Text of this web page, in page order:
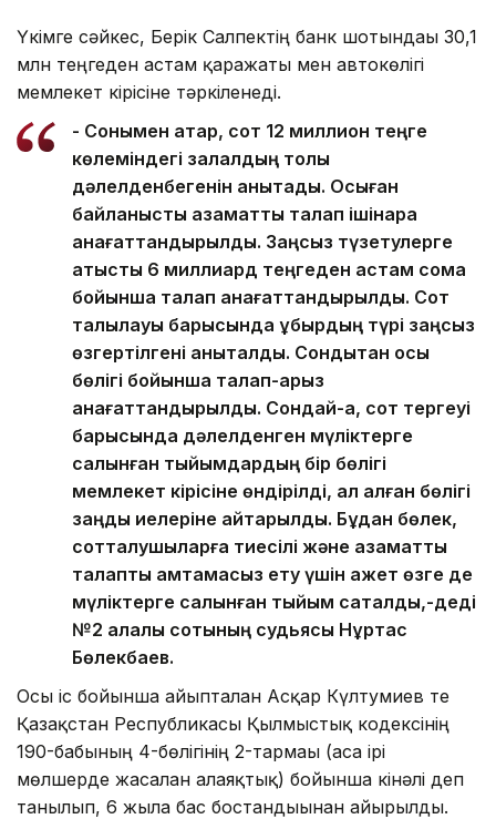
Үкімге сәйкес, Берік Салпектің банк шотындағы 30,1
млн теңгеден астам қаражаты мен автокөлігі
мемлекет кірісіне тәркіленеді.
- Сонымен қатар, сот 12 миллион теңге
көлеміндегі залалдың толық
дәлелденбегенін анықтады. Осыған
байланысты азаматтық талап ішінара
қанағаттандырылды. Заңсыз түзетулерге
қатысты 6 миллиард теңгеден астам сома
бойынша талап қанағаттандырылды. Сот
талқылауы барысында құбырдың түрі заңсыз
өзгертілгені анықталды. Сондықтан осы
бөлігі бойынша талап-арыз
қанағаттандырылды. Сондай-ақ, сот тергеуі
барысында дәлелденген мүліктерге
салынған тыйымдардың бір бөлігі
мемлекет кірісіне өндірілді, ал қалған бөлігі
заңды иелеріне қайтарылды. Бұдан бөлек,
сотталушыларға тиесілі және азаматтық
талапты қамтамасыз ету үшін қажет өзге де
мүліктерге салынған тыйым сақталды,-деді
№2 қалалық сотының судьясы Нұртас
Бөлекбаев.
Осы іс бойынша айыпталған Асқар Күлтумиев те
Қазақстан Республикасы Қылмыстық кодексінің
190-бабының 4-бөлігінің 2-тармағы (аса ірі
мөлшерде жасалған алаяқтық) бойынша кінәлі деп
танылып, 6 жылға бас бостандығынан айырылды.